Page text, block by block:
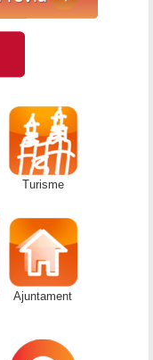
Turisme
Ajuntament